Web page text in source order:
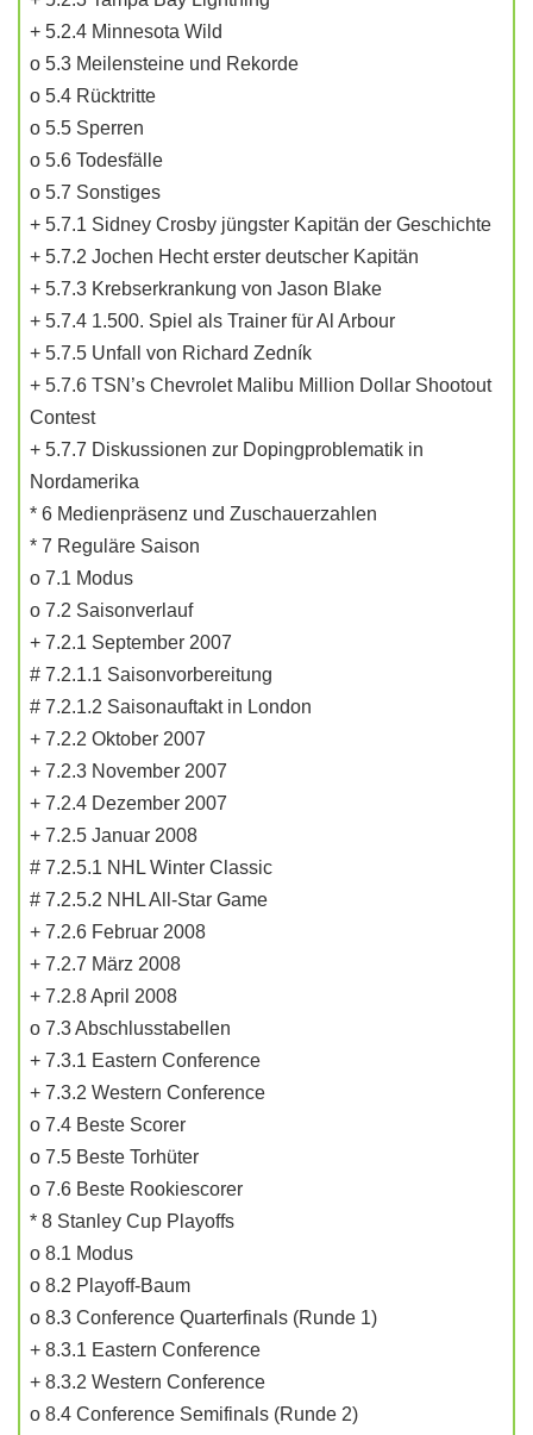
+ 5.2.4 Minnesota Wild
o 5.3 Meilensteine und Rekorde
o 5.4 Rücktritte
o 5.5 Sperren
o 5.6 Todesfälle
o 5.7 Sonstiges
+ 5.7.1 Sidney Crosby jüngster Kapitän der Geschichte
+ 5.7.2 Jochen Hecht erster deutscher Kapitän
+ 5.7.3 Krebserkrankung von Jason Blake
+ 5.7.4 1.500. Spiel als Trainer für Al Arbour
+ 5.7.5 Unfall von Richard Zedník
+ 5.7.6 TSN’s Chevrolet Malibu Million Dollar Shootout
Contest
+ 5.7.7 Diskussionen zur Dopingproblematik in
Nordamerika
* 6 Medienpräsenz und Zuschauerzahlen
* 7 Reguläre Saison
o 7.1 Modus
o 7.2 Saisonverlauf
+ 7.2.1 September 2007
# 7.2.1.1 Saisonvorbereitung
# 7.2.1.2 Saisonauftakt in London
+ 7.2.2 Oktober 2007
+ 7.2.3 November 2007
+ 7.2.4 Dezember 2007
+ 7.2.5 Januar 2008
# 7.2.5.1 NHL Winter Classic
# 7.2.5.2 NHL All-Star Game
+ 7.2.6 Februar 2008
+ 7.2.7 März 2008
+ 7.2.8 April 2008
o 7.3 Abschlusstabellen
+ 7.3.1 Eastern Conference
+ 7.3.2 Western Conference
o 7.4 Beste Scorer
o 7.5 Beste Torhüter
o 7.6 Beste Rookiescorer
* 8 Stanley Cup Playoffs
o 8.1 Modus
o 8.2 Playoff-Baum
o 8.3 Conference Quarterfinals (Runde 1)
+ 8.3.1 Eastern Conference
+ 8.3.2 Western Conference
o 8.4 Conference Semifinals (Runde 2)